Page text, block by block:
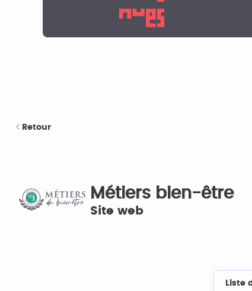
Retour
Métiers bien-être
Site web
Liste